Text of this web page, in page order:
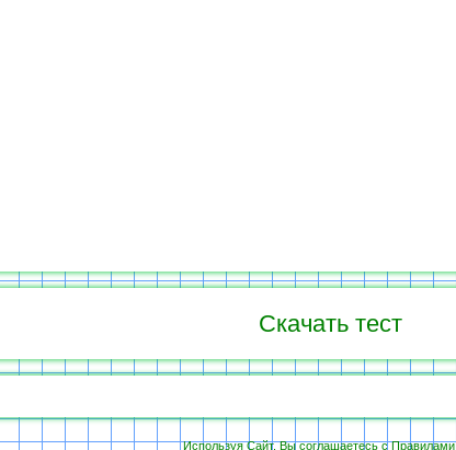
Скачать тест
Используя Сайт, Вы соглашаетесь сПравилами